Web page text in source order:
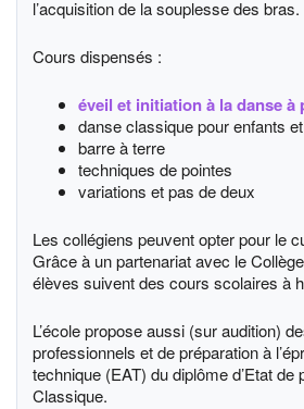
l’acquisition de la souplesse des bras.
Cours dispensés :
éveil et initiation à la danse à
danse classique pour enfants
barre à terre
techniques de pointes
variations et pas de deux
Les collégiens peuvent opter pour le
Grâce à un partenariat avec le
élèves suivent des cours scolaires à
L’école propose aussi (sur audition)
professionnels et de préparation à
technique (EAT) du diplôme d’Etat
Classique.